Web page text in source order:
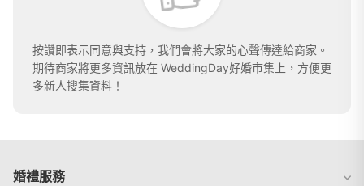
按讚即表示同意與支持，我們會將大家的心聲傳達給商家。
期待商家將更多資訊放在 WeddingDay好婚市集上，方便更
多新人搜集資料！
婚禮服務